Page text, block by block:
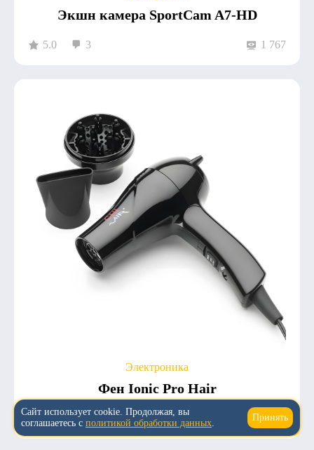
Экшн камера SportCam A7-HD
5.0 3 1 767
Электроника
Фен Ionic Pro Hair
5.0 3 1 520↑
Сайт использует cookie. Продолжая, вы
соглашаетесь с политикой обработки данных.
Принять